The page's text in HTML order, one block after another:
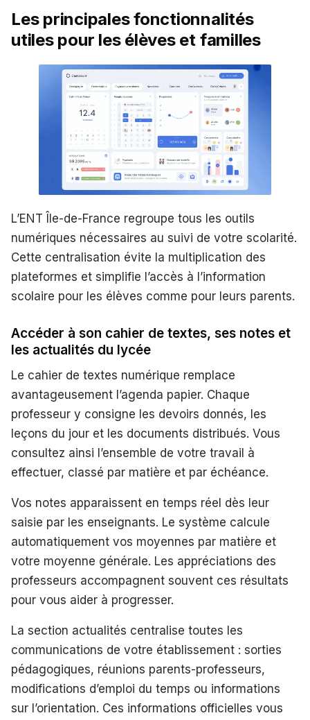
Les principales fonctionnalités
utiles pour les élèves et familles
L’ENT Île-de-France regroupe tous les outils
numériques nécessaires au suivi de votre scolarité.
Cette centralisation évite la multiplication des
plateformes et simplifie l’accès à l’information
scolaire pour les élèves comme pour leurs parents.
Accéder à son cahier de textes, ses notes et
les actualités du lycée
Le cahier de textes numérique remplace
avantageusement l’agenda papier. Chaque
professeur y consigne les devoirs donnés, les
leçons du jour et les documents distribués. Vous
consultez ainsi l’ensemble de votre travail à
effectuer, classé par matière et par échéance.
Vos notes apparaissent en temps réel dès leur
saisie par les enseignants. Le système calcule
automatiquement vos moyennes par matière et
votre moyenne générale. Les appréciations des
professeurs accompagnent souvent ces résultats
pour vous aider à progresser.
La section actualités centralise toutes les
communications de votre établissement : sorties
pédagogiques, réunions parents-professeurs,
modifications d’emploi du temps ou informations
sur l’orientation. Ces informations officielles vous